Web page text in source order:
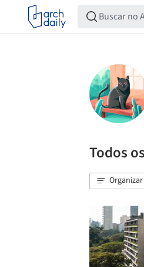
Todos
Organizar